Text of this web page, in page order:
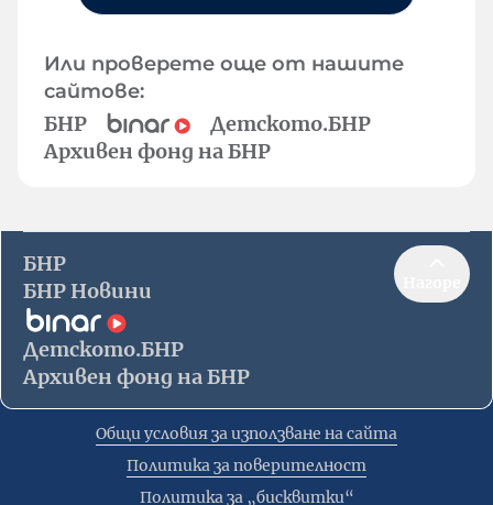
Или проверете още от нашите
сайтове:
БНР
Детското.БНР
Архивен фонд на БНР
БНР
БНР Новини
Детското.БНР
Архивен фонд на БНР
Общи условия за използване на сайта
Политика за поверителност
Политика за „бисквитки“